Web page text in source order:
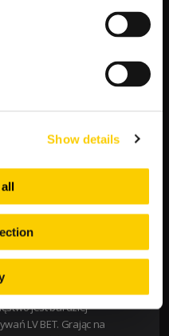
Show details
neutralizować
które doda energii i
3.60
jest bardziej
LV BET. Grając na